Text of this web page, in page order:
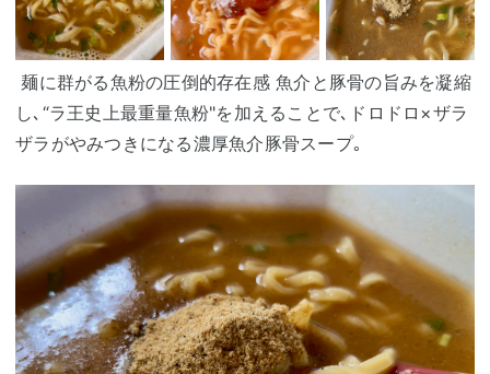
麺に群がる魚粉の圧倒的存在感 魚介と豚骨の旨みを凝縮
し､“ラ王史上最重量魚粉"を加えることで､ドロドロ×ザラ
ザラがやみつきになる濃厚魚介豚骨スープ｡